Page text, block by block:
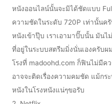
หนังออนไลน์นั้นจะมิได้ชัดแบบ
ความชัดในระดับ 720P เท่านั้นค
หนังเข้าปุ๊บ เราเอามาปั๊บนั้น มัน
ที่อยู่ในระบบสตรีมมิ่งนั่นเองครับ
โรงที่ madoohd.com ก็ฟินไม่มีค
อาจจะติดเรื่องความคมชัด แม้กร
หนังในโรงหนังแน่ๆขอรับ